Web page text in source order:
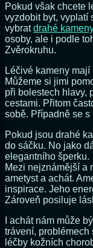
Pokud však chcete
vyzdobit byt, vyplatí
vybratdrahé
osoby, ale i podle
Zvěrokruhu.
Léčivé kameny
Můžeme si jimi
při bolestech hlavy,
cestami. Přitom
sobě. Případně se s
Pokud jsou drahé
do sáčku. No jako
elegantního šperku.
Mezi nejznámější a
ametyst a achát.
inspirace. Jeho
Zároveň posiluje
I achát nám může
trávení, problémech
léčby kožních